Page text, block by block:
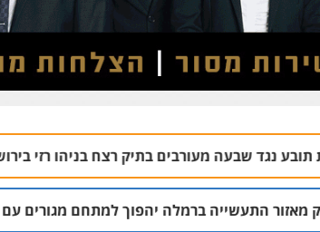
בתיק רצח בניהו רזי בירושלים 04.08 | 13:37
יהפוך למתחם מגורים עם 1,700 יחידות דיור